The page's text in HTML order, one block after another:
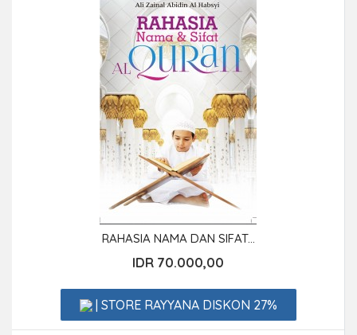
RAHASIA NAMA DAN SIFAT...
IDR 70.000,00
| STORE RAYYANA DISKON 27%